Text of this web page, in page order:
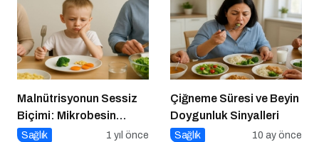
Malnütrisyonun Sessiz
Biçimi: Mikrobesin
Eksikliklerinin
Sağlık 1 yıl önce
Çiğneme Süresi ve Beyin
Doygunluk Sinyalleri
Sağlık 10 ay önce